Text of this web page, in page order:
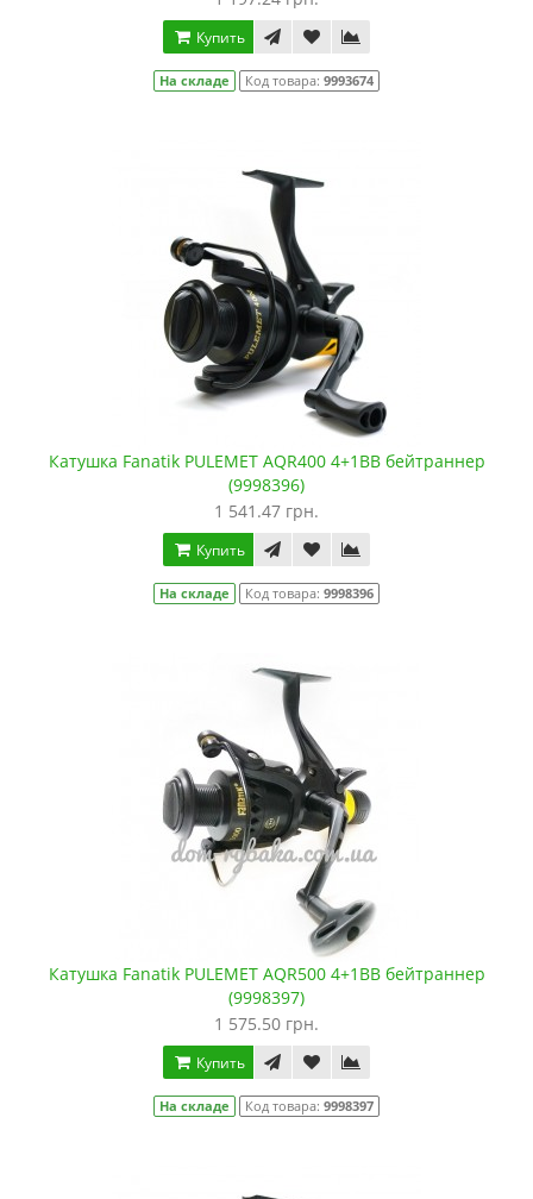
Купить
На складе Код товара: 9993674
Катушка Fanatik PULEMET AQR400 4+1BB бейтраннер
(9998396)
1 541.47 грн.
Купить
На складе Код товара: 9998396
Катушка Fanatik PULEMET AQR500 4+1BB бейтраннер
(9998397)
1 575.50 грн.
Купить
На складе Код товара: 9998397